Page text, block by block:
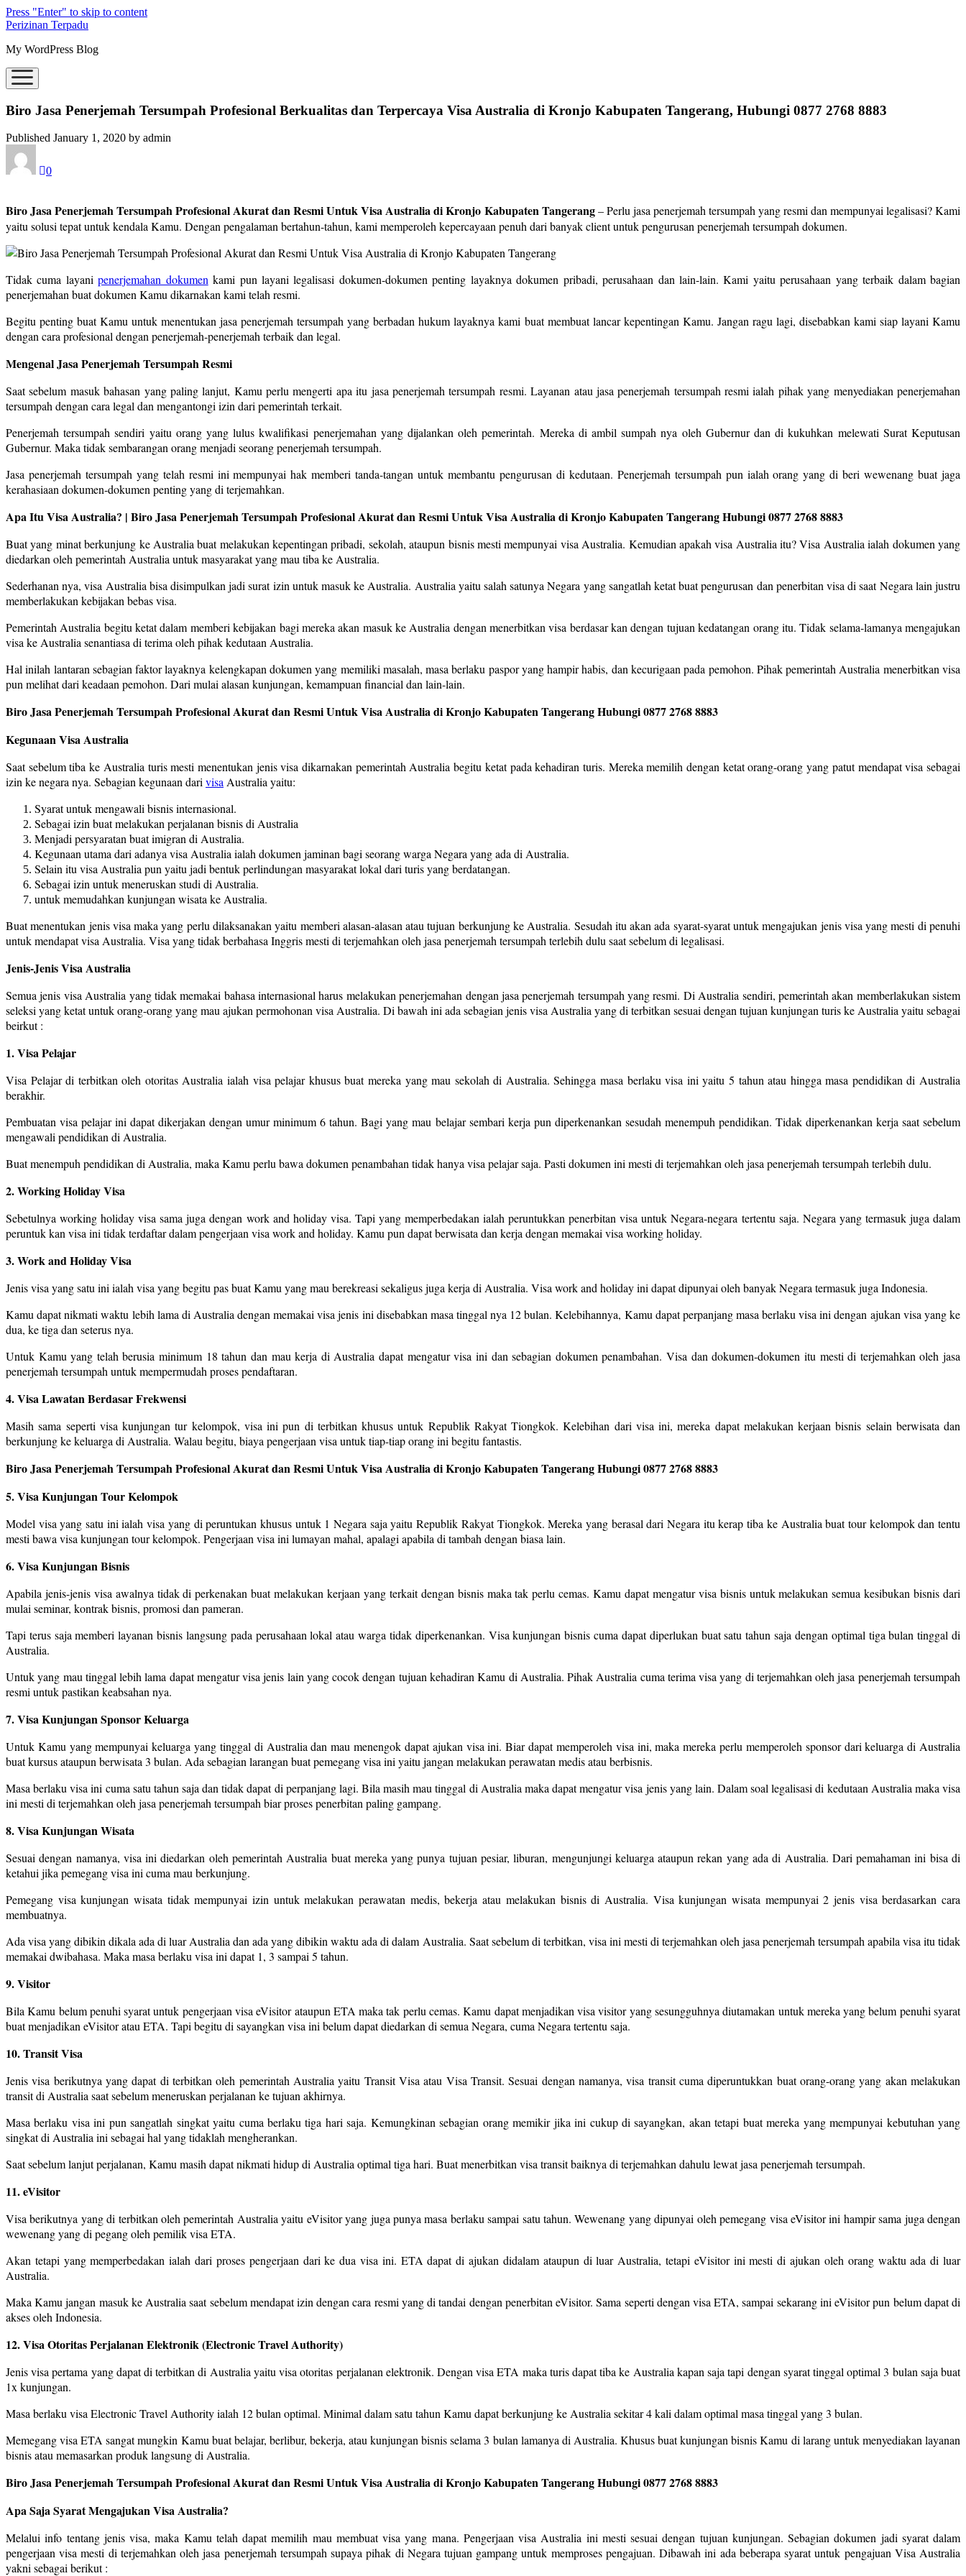
Press "Enter" to skip to content
Perizinan Terpadu
My WordPress Blog
open
menu
Biro Jasa Penerjemah Tersumpah Profesional Berkualitas dan Terpercaya Visa Australia di Kronjo Kabupaten Tangerang, Hubungi 0877 2768 8883
Published January 1, 2020 by admin
0
Biro Jasa Penerjemah Tersumpah Profesional Akurat dan Resmi Untuk Visa Australia di Kronjo Kabupaten Tangerang– Perlu jasa penerjemah tersumpah yang resmi dan mempunyai legalisasi? Kami
yaitu solusi tepat untuk kendala Kamu. Dengan pengalaman bertahun-tahun, kami memperoleh kepercayaan penuh dari banyak client untuk pengurusan penerjemah tersumpah dokumen.
Tidak cuma layanipenerjemahan dokumenkami pun layani legalisasi dokumen-dokumen penting layaknya dokumen pribadi, perusahaan dan lain-lain. Kami yaitu perusahaan yang terbaik dalam bagian
penerjemahan buat dokumen Kamu dikarnakan kami telah resmi.
Begitu penting buat Kamu untuk menentukan jasa penerjemah tersumpah yang berbadan hukum layaknya kami buat membuat lancar kepentingan Kamu. Jangan ragu lagi, disebabkan kami siap layani Kamu
dengan cara profesional dengan penerjemah-penerjemah terbaik dan legal.
Mengenal Jasa Penerjemah Tersumpah Resmi
Saat sebelum masuk bahasan yang paling lanjut, Kamu perlu mengerti apa itu jasa penerjemah tersumpah resmi. Layanan atau jasa penerjemah tersumpah resmi ialah pihak yang menyediakan penerjemahan
tersumpah dengan cara legal dan mengantongi izin dari pemerintah terkait.
Penerjemah tersumpah sendiri yaitu orang yang lulus kwalifikasi penerjemahan yang dijalankan oleh pemerintah. Mereka di ambil sumpah nya oleh Gubernur dan di kukuhkan melewati Surat Keputusan
Gubernur. Maka tidak sembarangan orang menjadi seorang penerjemah tersumpah.
Jasa penerjemah tersumpah yang telah resmi ini mempunyai hak memberi tanda-tangan untuk membantu pengurusan di kedutaan. Penerjemah tersumpah pun ialah orang yang di beri wewenang buat jaga
kerahasiaan dokumen-dokumen penting yang di terjemahkan.
Apa Itu Visa Australia? | Biro Jasa Penerjemah Tersumpah Profesional Akurat dan Resmi Untuk Visa Australia di Kronjo Kabupaten Tangerang Hubungi 0877 2768 8883
Buat yang minat berkunjung ke Australia buat melakukan kepentingan pribadi, sekolah, ataupun bisnis mesti mempunyai visa Australia. Kemudian apakah visa Australia itu? Visa Australia ialah dokumen yang
diedarkan oleh pemerintah Australia untuk masyarakat yang mau tiba ke Australia.
Sederhanan nya, visa Australia bisa disimpulkan jadi surat izin untuk masuk ke Australia. Australia yaitu salah satunya Negara yang sangatlah ketat buat pengurusan dan penerbitan visa di saat Negara lain justru
memberlakukan kebijakan bebas visa.
Pemerintah Australia begitu ketat dalam memberi kebijakan bagi mereka akan masuk ke Australia dengan menerbitkan visa berdasar kan dengan tujuan kedatangan orang itu. Tidak selama-lamanya mengajukan
visa ke Australia senantiasa di terima oleh pihak kedutaan Australia.
Hal inilah lantaran sebagian faktor layaknya kelengkapan dokumen yang memiliki masalah, masa berlaku paspor yang hampir habis, dan kecurigaan pada pemohon. Pihak pemerintah Australia menerbitkan visa
pun melihat dari keadaan pemohon. Dari mulai alasan kunjungan, kemampuan financial dan lain-lain.
Biro Jasa Penerjemah Tersumpah Profesional Akurat dan Resmi Untuk Visa Australia di Kronjo Kabupaten Tangerang Hubungi 0877 2768 8883
Kegunaan Visa Australia
Saat sebelum tiba ke Australia turis mesti menentukan jenis visa dikarnakan pemerintah Australia begitu ketat pada kehadiran turis. Mereka memilih dengan ketat orang-orang yang patut mendapat visa sebagai
izin ke negara nya. Sebagian kegunaan darivisaAustralia yaitu:
Syarat untuk mengawali bisnis internasional.
Sebagai izin buat melakukan perjalanan bisnis di Australia
Menjadi persyaratan buat imigran di Australia.
Kegunaan utama dari adanya visa Australia ialah dokumen jaminan bagi seorang warga Negara yang ada di Australia.
Selain itu visa Australia pun yaitu jadi bentuk perlindungan masyarakat lokal dari turis yang berdatangan.
Sebagai izin untuk meneruskan studi di Australia.
untuk memudahkan kunjungan wisata ke Australia.
Buat menentukan jenis visa maka yang perlu dilaksanakan yaitu memberi alasan-alasan atau tujuan berkunjung ke Australia. Sesudah itu akan ada syarat-syarat untuk mengajukan jenis visa yang mesti di penuhi
untuk mendapat visa Australia. Visa yang tidak berbahasa Inggris mesti di terjemahkan oleh jasa penerjemah tersumpah terlebih dulu saat sebelum di legalisasi.
Jenis-Jenis Visa Australia
Semua jenis visa Australia yang tidak memakai bahasa internasional harus melakukan penerjemahan dengan jasa penerjemah tersumpah yang resmi. Di Australia sendiri, pemerintah akan memberlakukan sistem
seleksi yang ketat untuk orang-orang yang mau ajukan permohonan visa Australia. Di bawah ini ada sebagian jenis visa Australia yang di terbitkan sesuai dengan tujuan kunjungan turis ke Australia yaitu sebagai
beirkut :
1. Visa Pelajar
Visa Pelajar di terbitkan oleh otoritas Australia ialah visa pelajar khusus buat mereka yang mau sekolah di Australia. Sehingga masa berlaku visa ini yaitu 5 tahun atau hingga masa pendidikan di Australia
berakhir.
Pembuatan visa pelajar ini dapat dikerjakan dengan umur minimum 6 tahun. Bagi yang mau belajar sembari kerja pun diperkenankan sesudah menempuh pendidikan. Tidak diperkenankan kerja saat sebelum
mengawali pendidikan di Australia.
Buat menempuh pendidikan di Australia, maka Kamu perlu bawa dokumen penambahan tidak hanya visa pelajar saja. Pasti dokumen ini mesti di terjemahkan oleh jasa penerjemah tersumpah terlebih dulu.
2. Working Holiday Visa
Sebetulnya working holiday visa sama juga dengan work and holiday visa. Tapi yang memperbedakan ialah peruntukkan penerbitan visa untuk Negara-negara tertentu saja. Negara yang termasuk juga dalam
peruntuk kan visa ini tidak terdaftar dalam pengerjaan visa work and holiday. Kamu pun dapat berwisata dan kerja dengan memakai visa working holiday.
3. Work and Holiday Visa
Jenis visa yang satu ini ialah visa yang begitu pas buat Kamu yang mau berekreasi sekaligus juga kerja di Australia. Visa work and holiday ini dapat dipunyai oleh banyak Negara termasuk juga Indonesia.
Kamu dapat nikmati waktu lebih lama di Australia dengan memakai visa jenis ini disebabkan masa tinggal nya 12 bulan. Kelebihannya, Kamu dapat perpanjang masa berlaku visa ini dengan ajukan visa yang ke
dua, ke tiga dan seterus nya.
Untuk Kamu yang telah berusia minimum 18 tahun dan mau kerja di Australia dapat mengatur visa ini dan sebagian dokumen penambahan. Visa dan dokumen-dokumen itu mesti di terjemahkan oleh jasa
penerjemah tersumpah untuk mempermudah proses pendaftaran.
4. Visa Lawatan Berdasar Frekwensi
Masih sama seperti visa kunjungan tur kelompok, visa ini pun di terbitkan khusus untuk Republik Rakyat Tiongkok. Kelebihan dari visa ini, mereka dapat melakukan kerjaan bisnis selain berwisata dan
berkunjung ke keluarga di Australia. Walau begitu, biaya pengerjaan visa untuk tiap-tiap orang ini begitu fantastis.
Biro Jasa Penerjemah Tersumpah Profesional Akurat dan Resmi Untuk Visa Australia di Kronjo Kabupaten Tangerang Hubungi 0877 2768 8883
5. Visa Kunjungan Tour Kelompok
Model visa yang satu ini ialah visa yang di peruntukan khusus untuk 1 Negara saja yaitu Republik Rakyat Tiongkok. Mereka yang berasal dari Negara itu kerap tiba ke Australia buat tour kelompok dan tentu
mesti bawa visa kunjungan tour kelompok. Pengerjaan visa ini lumayan mahal, apalagi apabila di tambah dengan biasa lain.
6. Visa Kunjungan Bisnis
Apabila jenis-jenis visa awalnya tidak di perkenakan buat melakukan kerjaan yang terkait dengan bisnis maka tak perlu cemas. Kamu dapat mengatur visa bisnis untuk melakukan semua kesibukan bisnis dari
mulai seminar, kontrak bisnis, promosi dan pameran.
Tapi terus saja memberi layanan bisnis langsung pada perusahaan lokal atau warga tidak diperkenankan. Visa kunjungan bisnis cuma dapat diperlukan buat satu tahun saja dengan optimal tiga bulan tinggal di
Australia.
Untuk yang mau tinggal lebih lama dapat mengatur visa jenis lain yang cocok dengan tujuan kehadiran Kamu di Australia. Pihak Australia cuma terima visa yang di terjemahkan oleh jasa penerjemah tersumpah
resmi untuk pastikan keabsahan nya.
7. Visa Kunjungan Sponsor Keluarga
Untuk Kamu yang mempunyai keluarga yang tinggal di Australia dan mau menengok dapat ajukan visa ini. Biar dapat memperoleh visa ini, maka mereka perlu memperoleh sponsor dari keluarga di Australia
buat kursus ataupun berwisata 3 bulan. Ada sebagian larangan buat pemegang visa ini yaitu jangan melakukan perawatan medis atau berbisnis.
Masa berlaku visa ini cuma satu tahun saja dan tidak dapat di perpanjang lagi. Bila masih mau tinggal di Australia maka dapat mengatur visa jenis yang lain. Dalam soal legalisasi di kedutaan Australia maka visa
ini mesti di terjemahkan oleh jasa penerjemah tersumpah biar proses penerbitan paling gampang.
8. Visa Kunjungan Wisata
Sesuai dengan namanya, visa ini diedarkan oleh pemerintah Australia buat mereka yang punya tujuan pesiar, liburan, mengunjungi keluarga ataupun rekan yang ada di Australia. Dari pemahaman ini bisa di
ketahui jika pemegang visa ini cuma mau berkunjung.
Pemegang visa kunjungan wisata tidak mempunyai izin untuk melakukan perawatan medis, bekerja atau melakukan bisnis di Australia. Visa kunjungan wisata mempunyai 2 jenis visa berdasarkan cara
membuatnya.
Ada visa yang dibikin dikala ada di luar Australia dan ada yang dibikin waktu ada di dalam Australia. Saat sebelum di terbitkan, visa ini mesti di terjemahkan oleh jasa penerjemah tersumpah apabila visa itu tidak
memakai dwibahasa. Maka masa berlaku visa ini dapat 1, 3 sampai 5 tahun.
9. Visitor
Bila Kamu belum penuhi syarat untuk pengerjaan visa eVisitor ataupun ETA maka tak perlu cemas. Kamu dapat menjadikan visa visitor yang sesungguhnya diutamakan untuk mereka yang belum penuhi syarat
buat menjadikan eVisitor atau ETA. Tapi begitu di sayangkan visa ini belum dapat diedarkan di semua Negara, cuma Negara tertentu saja.
10. Transit Visa
Jenis visa berikutnya yang dapat di terbitkan oleh pemerintah Australia yaitu Transit Visa atau Visa Transit. Sesuai dengan namanya, visa transit cuma diperuntukkan buat orang-orang yang akan melakukan
transit di Australia saat sebelum meneruskan perjalanan ke tujuan akhirnya.
Masa berlaku visa ini pun sangatlah singkat yaitu cuma berlaku tiga hari saja. Kemungkinan sebagian orang memikir jika ini cukup di sayangkan, akan tetapi buat mereka yang mempunyai kebutuhan yang
singkat di Australia ini sebagai hal yang tidaklah mengherankan.
Saat sebelum lanjut perjalanan, Kamu masih dapat nikmati hidup di Australia optimal tiga hari. Buat menerbitkan visa transit baiknya di terjemahkan dahulu lewat jasa penerjemah tersumpah.
11. eVisitor
Visa berikutnya yang di terbitkan oleh pemerintah Australia yaitu eVisitor yang juga punya masa berlaku sampai satu tahun. Wewenang yang dipunyai oleh pemegang visa eVisitor ini hampir sama juga dengan
wewenang yang di pegang oleh pemilik visa ETA.
Akan tetapi yang memperbedakan ialah dari proses pengerjaan dari ke dua visa ini. ETA dapat di ajukan didalam ataupun di luar Australia, tetapi eVisitor ini mesti di ajukan oleh orang waktu ada di luar
Australia.
Maka Kamu jangan masuk ke Australia saat sebelum mendapat izin dengan cara resmi yang di tandai dengan penerbitan eVisitor. Sama seperti dengan visa ETA, sampai sekarang ini eVisitor pun belum dapat di
akses oleh Indonesia.
12. Visa Otoritas Perjalanan Elektronik (Electronic Travel Authority)
Jenis visa pertama yang dapat di terbitkan di Australia yaitu visa otoritas perjalanan elektronik. Dengan visa ETA maka turis dapat tiba ke Australia kapan saja tapi dengan syarat tinggal optimal 3 bulan saja buat
1x kunjungan.
Masa berlaku visa Electronic Travel Authority ialah 12 bulan optimal. Minimal dalam satu tahun Kamu dapat berkunjung ke Australia sekitar 4 kali dalam optimal masa tinggal yang 3 bulan.
Memegang visa ETA sangat mungkin Kamu buat belajar, berlibur, bekerja, atau kunjungan bisnis selama 3 bulan lamanya di Australia. Khusus buat kunjungan bisnis Kamu di larang untuk menyediakan layanan
bisnis atau memasarkan produk langsung di Australia.
Biro Jasa Penerjemah Tersumpah Profesional Akurat dan Resmi Untuk Visa Australia di Kronjo Kabupaten Tangerang Hubungi 0877 2768 8883
Apa Saja Syarat Mengajukan Visa Australia?
Melalui info tentang jenis visa, maka Kamu telah dapat memilih mau membuat visa yang mana. Pengerjaan visa Australia ini mesti sesuai dengan tujuan kunjungan. Sebagian dokumen jadi syarat dalam
pengerjaan visa mesti di terjemahkan oleh jasa penerjemah tersumpah supaya pihak di Negara tujuan gampang untuk memproses pengajuan. Dibawah ini ada beberapa syarat untuk pengajuan Visa Australia
yakni sebagai berikut :